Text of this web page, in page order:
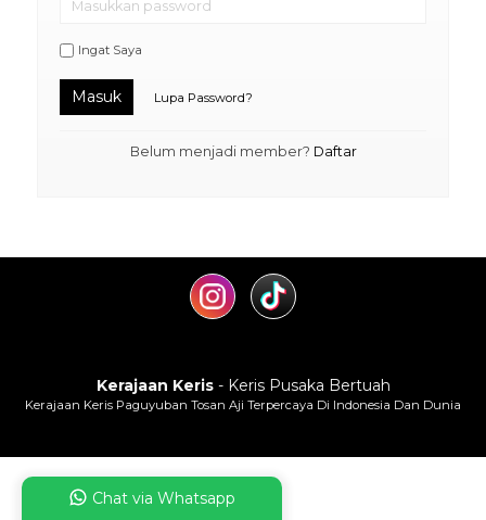
Ingat Saya
Masuk Lupa Password?
Belum menjadi member? Daftar
Kerajaan Keris- Keris Pusaka Bertuah
Kerajaan Keris Paguyuban Tosan Aji Terpercaya Di Indonesia Dan Dunia
Chat via Whatsapp